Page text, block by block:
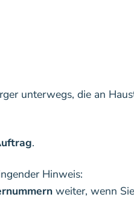
unterwegs, die an
.
Hinweis:
weiter, wenn
Weitere